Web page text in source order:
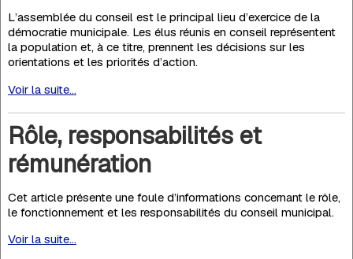
L’assemblée du conseil est le principal lieu d’exercice de la
démocratie municipale. Les élus réunis en conseil représentent
la population et, à ce titre, prennent les décisions sur les
orientations et les priorités d’action.
Voir la suite...
Rôle, responsabilités et
rémunération
Cet article présente une foule d’informations concernant le rôle,
le fonctionnement et les responsabilités du conseil municipal.
Voir la suite...